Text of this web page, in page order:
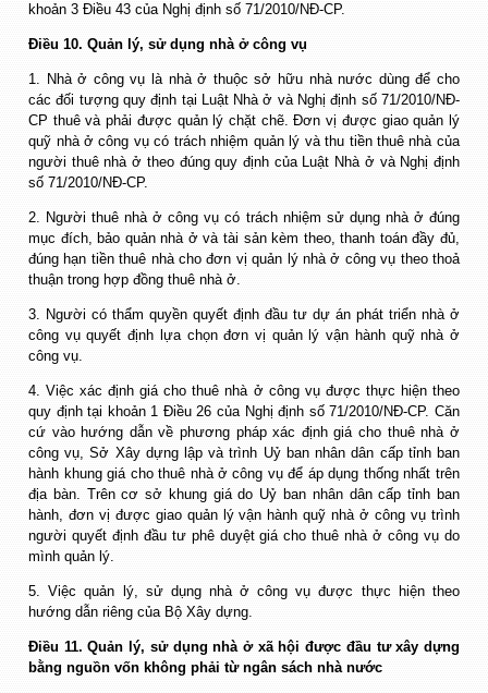
khoản 3 Điều 43 của Nghị định số 71/2010/NĐ-CP.
Điều 10. Quản lý, sử dụng nhà ở công vụ
1. Nhà ở công vụ là nhà ở thuộc sở hữu nhà nước dùng để cho
các đối tượng quy định tại Luật Nhà ở và Nghị định số 71/2010/NĐ-
CP thuê và phải được quản lý chặt chẽ. Đơn vị được giao quản lý
quỹ nhà ở công vụ có trách nhiệm quản lý và thu tiền thuê nhà của
người thuê nhà ở theo đúng quy định của Luật Nhà ở và Nghị định
số 71/2010/NĐ-CP.
2. Người thuê nhà ở công vụ có trách nhiệm sử dụng nhà ở đúng
mục đích, bảo quản nhà ở và tài sản kèm theo, thanh toán đầy đủ,
đúng hạn tiền thuê nhà cho đơn vị quản lý nhà ở công vụ theo thoả
thuận trong hợp đồng thuê nhà ở.
3. Người có thẩm quyền quyết định đầu tư dự án phát triển nhà ở
công vụ quyết định lựa chọn đơn vị quản lý vận hành quỹ nhà ở
công vụ.
4. Việc xác định giá cho thuê nhà ở công vụ được thực hiện theo
quy định tại khoản 1 Điều 26 của Nghị định số 71/2010/NĐ-CP. Căn
cứ vào hướng dẫn về phương pháp xác định giá cho thuê nhà ở
công vụ, Sở Xây dựng lập và trình Uỷ ban nhân dân cấp tỉnh ban
hành khung giá cho thuê nhà ở công vụ để áp dụng thống nhất trên
địa bàn. Trên cơ sở khung giá do Uỷ ban nhân dân cấp tỉnh ban
hành, đơn vị được giao quản lý vận hành quỹ nhà ở công vụ trình
người quyết định đầu tư phê duyệt giá cho thuê nhà ở công vụ do
mình quản lý.
5. Việc quản lý, sử dụng nhà ở công vụ được thực hiện theo
hướng dẫn riêng của Bộ Xây dựng.
Điều 11. Quản lý, sử dụng nhà ở xã hội được đầu tư xây dựng
bằng nguồn vốn không phải từ ngân sách nhà nước